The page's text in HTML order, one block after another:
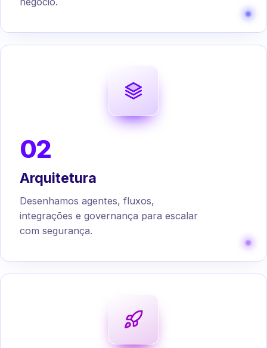
02
Arquitetura
Desenhamos agentes, fluxos,
integrações e governança para escalar
com segurança.